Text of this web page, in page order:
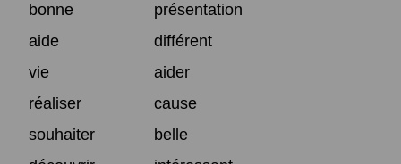
bonne
présentation
aide
différent
vie
aider
réaliser
cause
souhaiter
belle